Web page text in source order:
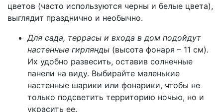
цветов (часто используются черны и белые цвета),
выглядит празднично и необычно.
Для сада, террасы и входа в дом подойдут
настенные гирлянды (высота фонаря – 11 см).
Их удобно развесить, оставив солнечные
панели на виду. Выбирайте маленькие
настенные шарики или фонарики, чтобы не
только подсветить территорию ночью, но и
украсить ее.